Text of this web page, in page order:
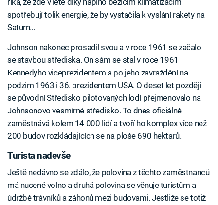
říká, že zde v létě díky naplno běžícím klimatizacím
spotřebují tolik energie, že by vystačila k vyslání rakety na
Saturn…
Johnson nakonec prosadil svou a v roce 1961 se začalo
se stavbou střediska. On sám se stal v roce 1961
Kennedyho viceprezidentem a po jeho zavraždění na
podzim 1963 i 36. prezidentem USA. O deset let později
se původní Středisko pilotovaných lodí přejmenovalo na
Johnsonovo vesmírné středisko. To dnes oficiálně
zaměstnává kolem 14 000 lidí a tvoří ho komplex více než
200 budov rozkládajících se na ploše 690 hektarů.
Turista nadevše
Ještě nedávno se zdálo, že polovina z těchto zaměstnanců
má nucené volno a druhá polovina se věnuje turistům a
údržbě trávníků a záhonů mezi budovami. Jestliže se totiž